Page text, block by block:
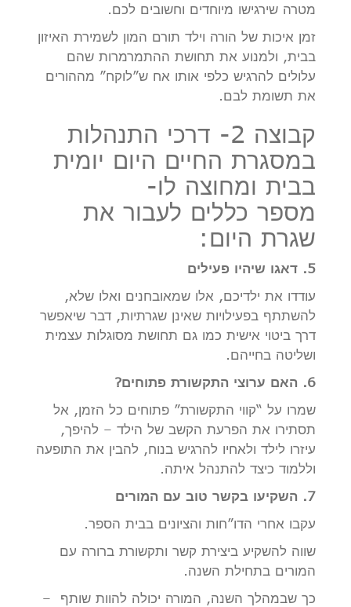
מטרה שירגישו מיוחדים וחשובים לכם.
זמן איכות של הורה וילד תורם המון לשמירת האיזון
בבית, ולמנוע את תחושת ההתמרמרות שהם
עלולים להרגיש כלפי אותו אח ש”לוקח” מההורים
את תשומת לבם.
קבוצה 2- דרכי התנהלות
במסגרת החיים היום יומית
בבית ומחוצה לו-
מספר כללים לעבור את
שגרת היום:
5. דאגו שיהיו פעילים
עודדו את ילדיכם, אלו שמאובחנים ואלו שלא,
להשתתף בפעילויות שאינן שגרתיות, דבר שיאפשר
דרך ביטוי אישית כמו גם תחושת מסוגלות עצמית
ושליטה בחייהם.
6. האם ערוצי התקשורת פתוחים?
שמרו על “קווי התקשורת” פתוחים כל הזמן, אל
תסתירו את הפרעת הקשב של הילד – להיפך,
עיזרו לילד ולאחיו להרגיש בנוח, להבין את התופעה
וללמוד כיצד להתנהל איתה.
7. השקיעו בקשר טוב עם המורים
עקבו אחרי הדו”חות והציונים בבית הספר.
שווה להשקיע ביצירת קשר ותקשורת ברורה עם
המורים בתחילת השנה.
כך שבמהלך השנה, המורה יכולה להוות שותף –